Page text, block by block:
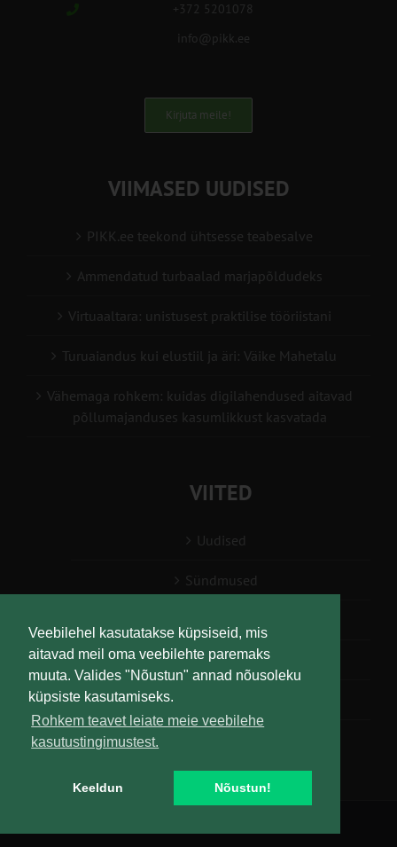
Veebilehel kasutatakse küpsiseid, mis
aitavad meil oma veebilehte paremaks
muuta. Valides "Nõustun" annad nõusoleku
küpsiste kasutamiseks.
Rohkem teavet leiate meie veebilehe
kasutustingimustest.
Keeldun Nõustun!
+372 5201078
info@pikk.ee
Kirjuta meile!
VIIMASED UUDISED
PIKK.ee teekond ühtsesse teabesalve
Ammendatud turbaalad marjapõldudeks
Virtuaaltara: unistusest praktilise tööriistani
Turuaiandus kui elustiil ja äri: Väike Mahetalu
Vähemaga rohkem: kuidas digilahendused aitavad
põllumajanduses kasumlikkust kasvatada
VIITED
Uudised
Sündmused
Teabesalv
Liitu uudiskirjaga